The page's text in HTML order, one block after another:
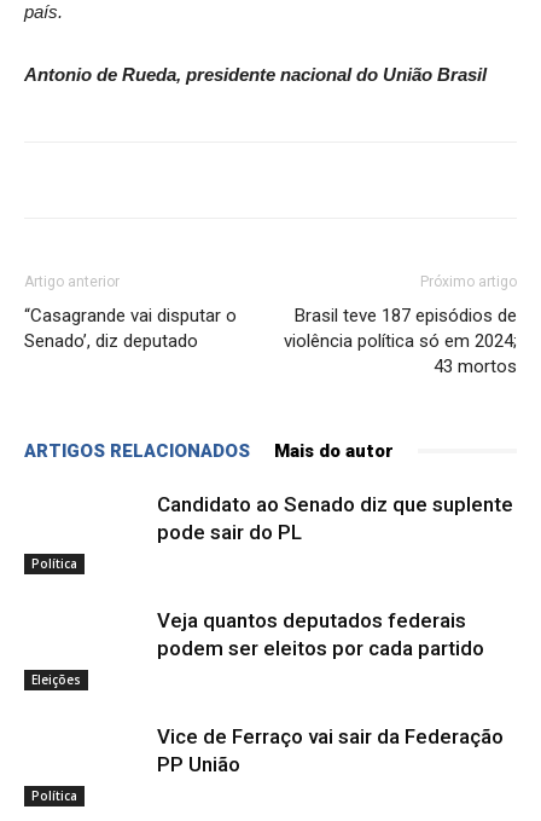
país.
Antonio de Rueda, presidente nacional do União Brasil
Artigo anterior
“Casagrande vai disputar o
Senado’, diz deputado
Próximo artigo
Brasil teve 187 episódios de
violência política só em 2024;
43 mortos
ARTIGOS RELACIONADOS Mais do autor
Política
Candidato ao Senado diz que suplente
pode sair do PL
Eleições
Veja quantos deputados federais
podem ser eleitos por cada partido
Política
Vice de Ferraço vai sair da Federação
PP União